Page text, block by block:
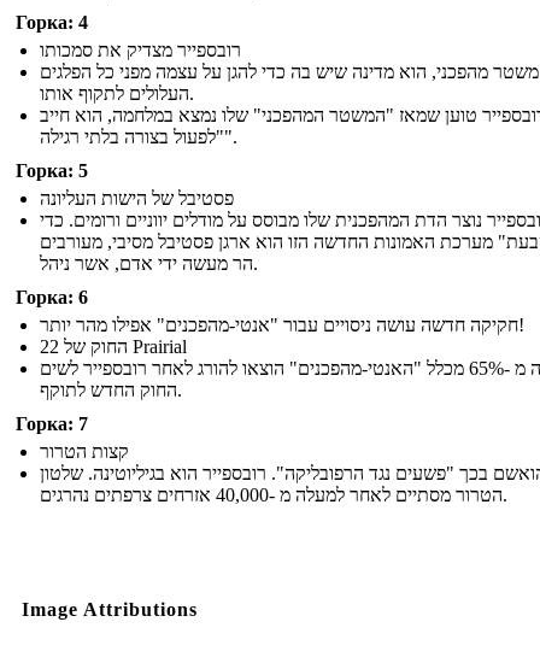
Горка: 4
רובספייר מצדיק את סמכותו
מהפכני, הוא מדינה שיש בה כדי להגן על עצמה מפני כל הפלגים
העלולים לתקוף אותו.
טוען שמאז "המשטר המהפכני" שלו נמצא במלחמה, הוא חייב
"לפעול בצורה בלתי רגילה".
Горка: 5
פסטיבל של הישות העליונה
נוצר הדת המהפכנית שלו מבוסס על מודלים יווניים ורומים. כדי
מערכת האמונות החדשה הזו הוא ארגן פסטיבל מסיבי, מעורבים
הר מעשה ידי אדם, אשר ניהל.
Горка: 6
חקיקה חדשה עושה ניסויים עבור "אנטי-מהפכנים" אפילו מהר יותר!
החוק של 22 Prairial
למעלה מ -65% מכלל "האנטי-מהפכנים" הוצאו להורג לאחר רובספייר לשים
החוק החדש לתוקף.
Горка: 7
קצות הטרור
בכך "פשעים נגד הרפובליקה". רובספייר הוא בגיליוטינה. שלטון
הטרור מסתיים לאחר למעלה מ -40,000 אזרחים צרפתים נהרגים.
Image Attributions